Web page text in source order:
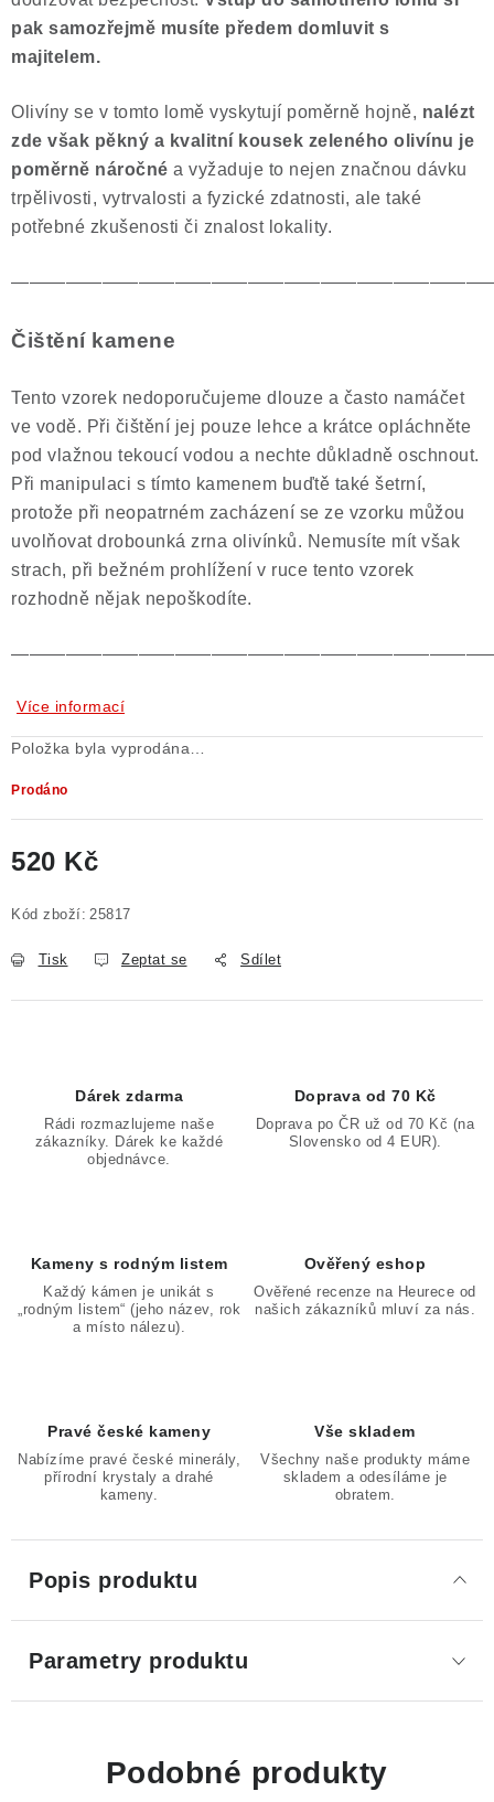
pak samozřejmě musíte předem domluvit s
majitelem.
Olivíny se v tomto lomě vyskytují poměrně hojně, nalézt
zde však pěkný a kvalitní kousek zeleného olivínu je
poměrně náročné a vyžaduje to nejen značnou dávku
trpělivosti, vytrvalosti a fyzické zdatnosti, ale také
potřebné zkušenosti či znalost lokality.
Čištění kamene
Tento vzorek nedoporučujeme dlouze a často namáčet
ve vodě. Při čištění jej pouze lehce a krátce opláchněte
pod vlažnou tekoucí vodou a nechte důkladně oschnout.
Při manipulaci s tímto kamenem buďtě také šetrní,
protože při neopatrném zacházení se ze vzorku můžou
uvolňovat drobounká zrna olivínků. Nemusíte mít však
strach, při bežném prohlížení v ruce tento vzorek
rozhodně nějak nepoškodíte.
Více informací
Položka byla vyprodána…
Prodáno
520 Kč
Kód zboží: 25817
Tisk Zeptat se Sdílet
Dárek zdarma
Rádi rozmazlujeme naše
zákazníky. Dárek ke každé
objednávce.
Doprava od 70 Kč
Doprava po ČR už od 70 Kč (na
Slovensko od 4 EUR).
Kameny s rodným listem
Každý kámen je unikát s
„rodným listem“ (jeho název, rok
a místo nálezu).
Ověřený eshop
Ověřené recenze na Heurece od
našich zákazníků mluví za nás.
Pravé české kameny
Nabízíme pravé české minerály,
přírodní krystaly a drahé
kameny.
Vše skladem
Všechny naše produkty máme
skladem a odesíláme je
obratem.
Popis produktu
Parametry produktu
Podobné produkty